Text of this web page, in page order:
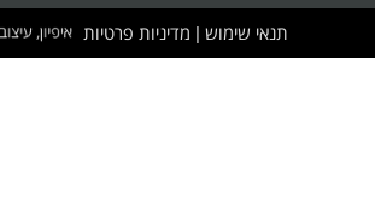
תנאי שימוש | מדיניות פרטיות